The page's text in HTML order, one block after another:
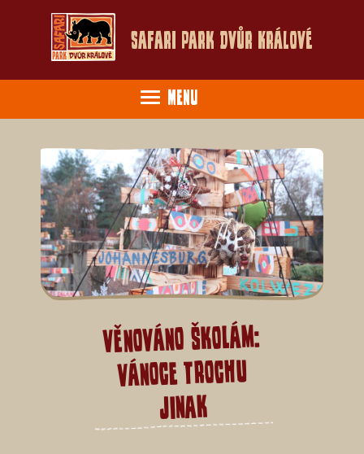
Safari Park Dvůr Králové
Menu
Věnováno školám:
Vánoce trochu
jinak